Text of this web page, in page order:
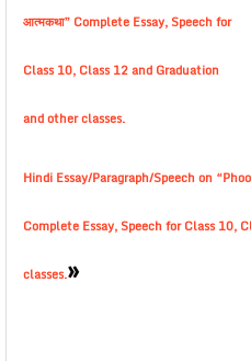
आत्मकथा” Complete Essay, Speech for
Class 10, Class 12 and Graduation
and other classes.
Hindi Essay/Paragraph/Speech on
Complete Essay, Speech for Class 10,
classes.»